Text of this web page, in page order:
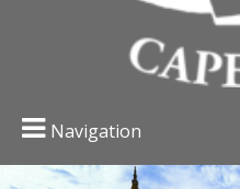
Navigation